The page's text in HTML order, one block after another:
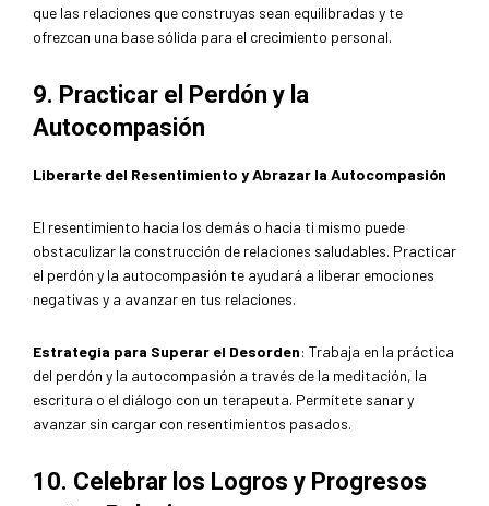
que las relaciones que construyas sean equilibradas y te
ofrezcan una base sólida para el crecimiento personal.
9. Practicar el Perdón y la
Autocompasión
Liberarte del Resentimiento y Abrazar la Autocompasión
El resentimiento hacia los demás o hacia ti mismo puede
obstaculizar la construcción de relaciones saludables. Practicar
el perdón y la autocompasión te ayudará a liberar emociones
negativas y a avanzar en tus relaciones.
Estrategia para Superar el Desorden: Trabaja en la práctica
del perdón y la autocompasión a través de la meditación, la
escritura o el diálogo con un terapeuta. Permítete sanar y
avanzar sin cargar con resentimientos pasados.
10. Celebrar los Logros y Progresos